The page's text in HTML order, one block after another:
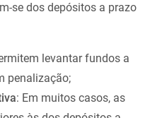
se dos depósitos a prazo
levantar fundos a
penalização;
: Em muitos casos, as